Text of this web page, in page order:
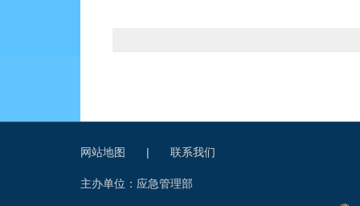
网站地图 | 联系我们
主办单位：应急管理部